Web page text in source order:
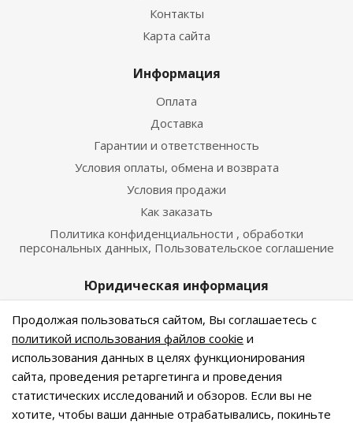
Юридическая информация
г. Санкт-Петербург, м. Автово, Кронштадская, д.11
ОГРН 316784700214256
Контакты
Карта сайта
Информация
Оплата
Доставка
Гарантии и ответственность
Условия оплаты, обмена и возврата
Условия продажи
Как заказать
Политика конфиденциальности , обработки
персональных данных, Пользовательское соглашение
© 2026 Льняные мотивы. Интернет-магазин
натуральных тканей
Продолжая пользоваться сайтом, Вы соглашаетесь с
политикой использования файлов cookie и
использования данных в целях функционирования
сайта, проведения ретаргетинга и проведения
статистических исследований и обзоров. Если вы не
хотите, чтобы ваши данные отрабатывались, покиньте